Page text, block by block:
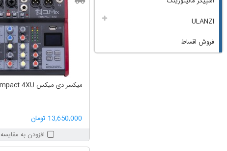
میکسر دی میکس D.Mix Compact 4XU
13,650,000 تومان
افزودن به مقایسه
ULANZI
فروش اقساط